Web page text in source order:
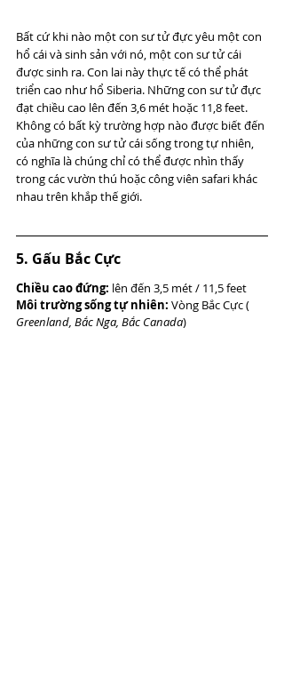
Bất cứ khi nào một con sư tử đực yêu một con
hổ cái và sinh sản với nó, một con sư tử cái
được sinh ra. Con lai này thực tế có thể phát
triển cao như hổ Siberia. Những con sư tử đực
đạt chiều cao lên đến 3,6 mét hoặc 11,8 feet.
Không có bất kỳ trường hợp nào được biết đến
của những con sư tử cái sống trong tự nhiên,
có nghĩa là chúng chỉ có thể được nhìn thấy
trong các vườn thú hoặc công viên safari khác
nhau trên khắp thế giới.
5. Gấu Bắc Cực
Chiều cao đứng: lên đến 3,5 mét / 11,5 feet
Môi trường sống tự nhiên: Vòng Bắc Cực (
Greenland, Bắc Nga, Bắc Canada)